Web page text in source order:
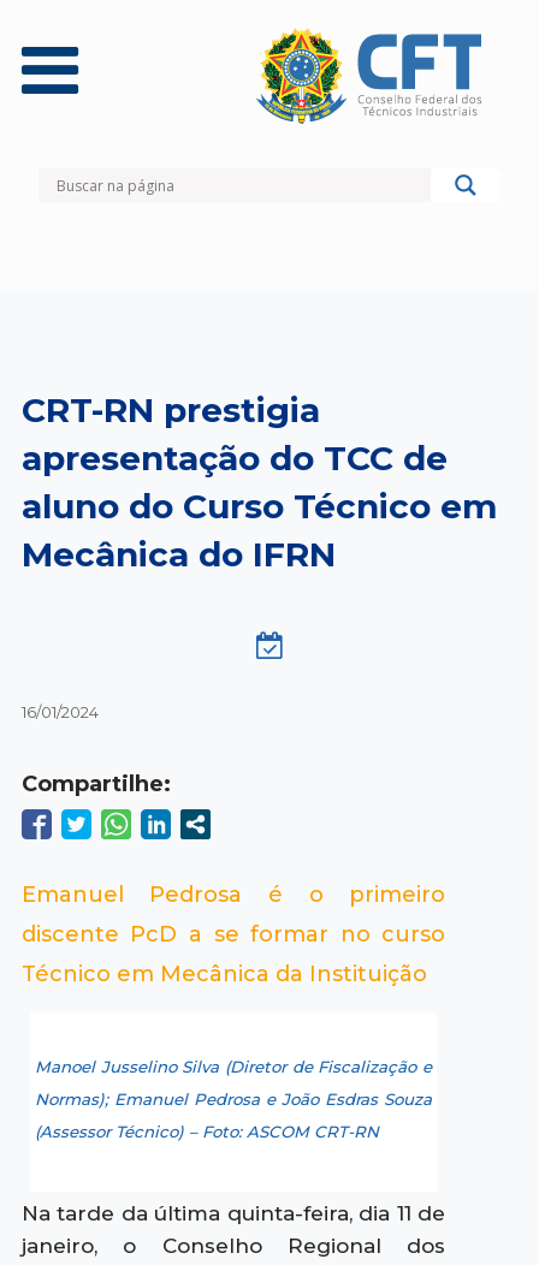
CRT-RN prestigia
apresentação do TCC de
aluno do Curso Técnico em
Mecânica do IFRN
16/01/2024
Compartilhe:
Emanuel Pedrosa é o primeiro
discente PcD a se formar no curso
Técnico em Mecânica da Instituição
Manoel Jusselino Silva (Diretor de Fiscalização e
Normas); Emanuel Pedrosa e João Esdras Souza
(Assessor Técnico) – Foto: ASCOM CRT-RN
Na tarde da última quinta-feira, dia 11 de
janeiro, o Conselho Regional dos